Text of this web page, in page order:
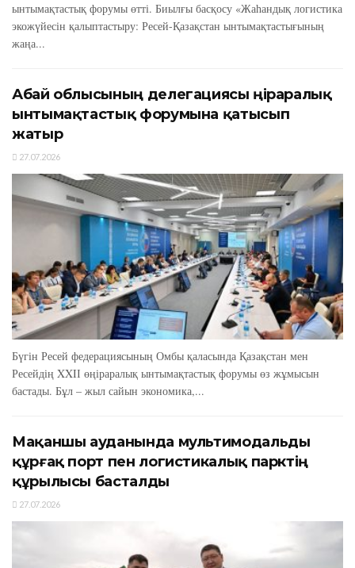
ынтымақтастық форумы өтті. Биылғы басқосу «Жаһандық логистика
экожүйесін қалыптастыру: Ресей-Қазақстан ынтымақтастығының
жаңа...
Абай облысының делегациясы өңіраралық
ынтымақтастық форумына қатысып
жатыр
27.07.2026
Бүгін Ресей федерациясының Омбы қаласында Қазақстан мен
Ресейдің XXIІ өңіраралық ынтымақтастық форумы өз жұмысын
бастады. Бұл – жыл сайын экономика,...
Мақаншы ауданында мультимодальды
құрғақ порт пен логистикалық парктің
құрылысы басталды
27.07.2026